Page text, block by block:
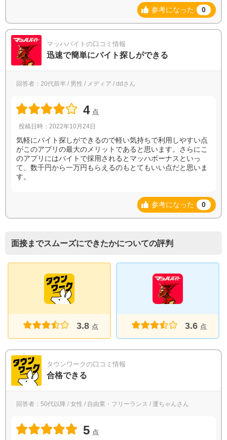
参考になった 0
マッハバイトの口コミ情報
迅速で簡単にバイト探しができる
回答者：20代前半 / 男性 / メディア / ddさん
4 点
投稿日時：2022年10月24日
気軽にバイト探しができるので軽い気持ちで利用しやすい点
がこのアプリの最大のメリットであると思います。さらにこ
のアプリにはバイトで採用されるとマッハボーナスといっ
て、数千円から一万円もらえるのもとてもいい点だと思いま
す。
参考になった 0
面接までスムーズにできたかについての評判
3.8 点 3.6 点
タウンワークの口コミ情報
合格できる
回答者：50代以降 / 女性 / 自由業・フリーランス / 運ちゃんさん
5 点